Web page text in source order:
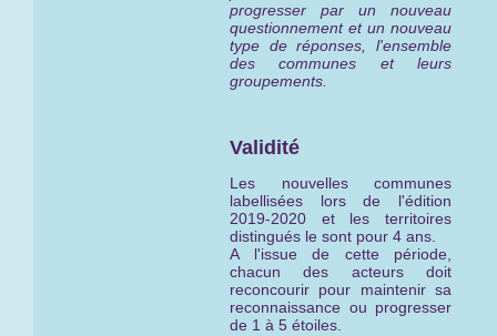
progresser par un nouveau
questionnement et un nouveau
type de réponses, l'ensemble
des communes et leurs
groupements.
Validité
Les nouvelles communes
labellisées lors de l'édition
2019-2020 et les territoires
distingués le sont pour 4 ans.
A l'issue de cette période,
chacun des acteurs doit
reconcourir pour maintenir sa
reconnaissance ou progresser
de 1 à 5 étoiles.